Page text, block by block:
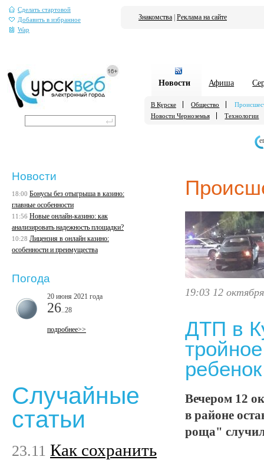
Сделать стартовой
Добавить в избранное
Wap
Знакомства Реклама на сайте
Новости Афиша
В Курске Общество
Новости Черноземья
Технологии
19:03 12
ДТП в
ребенок
Вечером 12
в районе
роща"
Новости
18:00 Бонусы без отыгрыша в казино:
главные особенности
11:56 Новые онлайн-казино: как
анализировать надежность площадки?
10:28 Лицензия в онлайн казино:
особенности и преимущества
Погода
20 июня 2021 года
26 ..28
подробнее>>
Случайные
статьи
23.11 Как сохранить